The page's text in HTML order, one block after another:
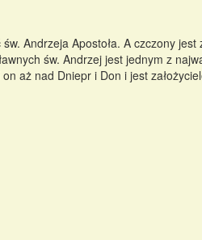
Andrzeja Apostoła. A czczony jest
św. Andrzej jest jednym z
aż nad Dniepr i Don i jest